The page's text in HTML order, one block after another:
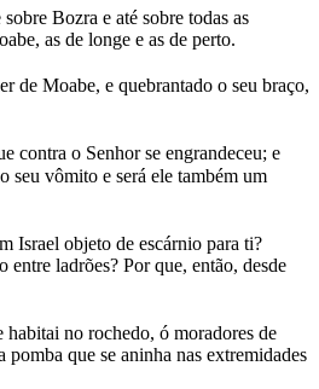
Bozra e até sobre todas as
as de longe e as de perto.
de Moabe, e quebrantado o seu braço,
contra o Senhor se engrandeceu; e
seu vômito e será ele também um
Israel objeto de escárnio para ti?
entre ladrões? Por que, então, desde
habitai no rochedo, ó moradores de
pomba que se aninha nas extremidades